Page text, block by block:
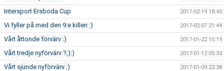
Intersport Ersboda Cup 2017-02-19 18:40
Vi fyller på med den 9:e killen :) 2017-02-07 21:44
Vårt åttonde förvärv :) 2017-01-22 15:19
Vårt tredje nyförvärv ?;):) 2017-01-12 05:33
Vårt sjunde nyförvärv :) 2017-01-09 22:38